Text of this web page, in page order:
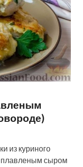
из куриного
плавленым сыром